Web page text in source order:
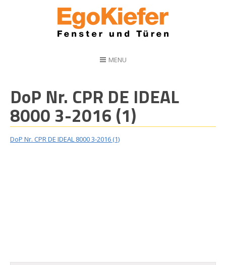
MENU
DoP Nr. CPR DE IDEAL
8000 3-2016 (1)
DoP Nr. CPR DE IDEAL 8000 3-2016 (1)